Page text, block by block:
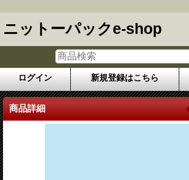
ニットーパックe-shop
ログイン 新規登録はこちら
商品詳細